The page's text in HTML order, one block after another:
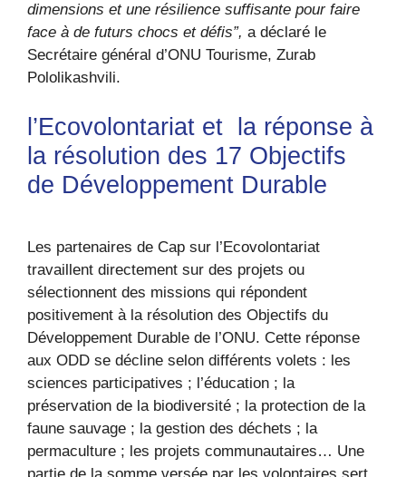
dimensions et une résilience suffisante pour faire
face à de futurs chocs et défis”, a déclaré le
Secrétaire général d’ONU Tourisme, Zurab
Pololikashvili.
l’Ecovolontariat et la réponse à
la résolution des 17 Objectifs
de Développement Durable
Les partenaires de Cap sur l’Ecovolontariat
travaillent directement sur des projets ou
sélectionnent des missions qui répondent
positivement à la résolution des Objectifs du
Développement Durable de l’ONU. Cette réponse
aux ODD se décline selon différents volets : les
sciences participatives ; l’éducation ; la
préservation de la biodiversité ; la protection de la
faune sauvage ; la gestion des déchets ; la
permaculture ; les projets communautaires… Une